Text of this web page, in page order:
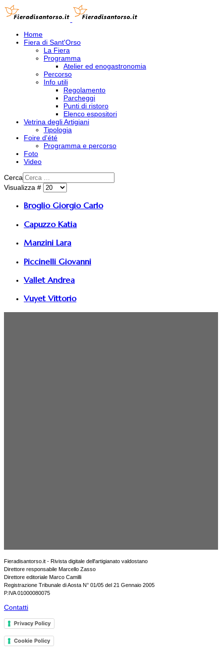
Home
Fiera di Sant'Orso
La Fiera
Programma
Atelier ed enogastronomia
Percorso
Info utili
Regolamento
Parcheggi
Punti di ristoro
Elenco espositori
Vetrina degli Artigiani
Tipologia
Foire d'été
Programma e percorso
Foto
Video
Cerca
Visualizza #
Broglio Giorgio Carlo
Capuzzo Katia
Manzini Lara
Piccinelli Giovanni
Vallet Andrea
Vuyet Vittorio
Fieradisantorso.it - Rivista digitale dell'artigianato valdostano
Direttore responsabile Marcello Zasso
Direttore editoriale Marco Camilli
Registrazione Tribunale di Aosta N° 01/05 del 21 Gennaio 2005
P.IVA 01000080075
Contatti
Privacy Policy
Cookie Policy